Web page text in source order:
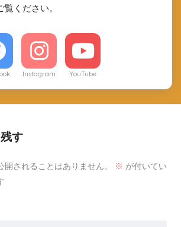
覧ください。
Instagram YouTube
す
開されることはありません。 ※ が付いてい